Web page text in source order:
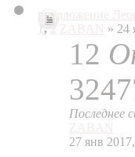
предложение
,2 » 24
12
Последнее
27 янв